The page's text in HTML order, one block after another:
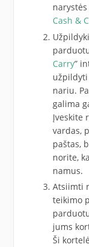
Cash &
Carry”
nariu.
galima
Įveskite
vardas,
paštas,
norite,
namus.
Atsiimti
teikimo
jums
Ši